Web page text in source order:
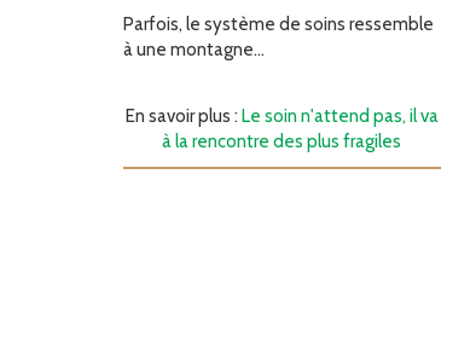
Parfois, le système de soins ressemble
à une montagne...
En savoir plus : Le soin n'attend pas, il va
à la rencontre des plus fragiles